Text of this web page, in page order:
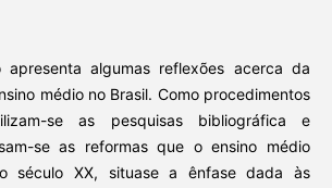
algumas reflexões acerca da
médio no Brasil. Como procedimentos
se as pesquisas bibliográfica e
se as reformas que o ensino médio
século XX, situase a ênfase dada às